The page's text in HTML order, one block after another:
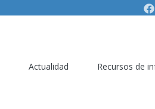
Actualidad
Recursos de